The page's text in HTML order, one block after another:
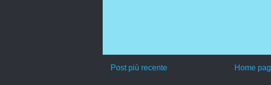
Post più recente Home